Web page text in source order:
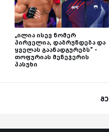
„ილია ისევ ნომერ
პირველია, დაბრუნდება და
ყველას გაანადგურებს“ -
თოფურიას მენეჯერის
პასუხი